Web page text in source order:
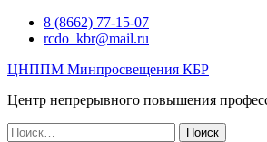
Перейти8 (8662) 77-15-07
rcdo_kbr@mail.ru
ЦНППМ Минпросвещения КБР
Центр непрерывного повышения
Искать: